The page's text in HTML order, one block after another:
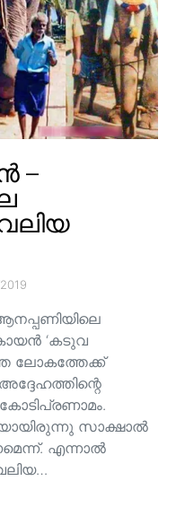
–
‘കടുവ
ലോകത്തേക്ക്
സാക്ഷാൽ
എന്നാൽ